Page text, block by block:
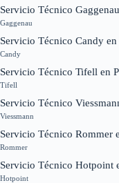
Servicio Técnico
Gaggenau
Servicio Técnico Candy
Candy
Servicio Técnico Tifell en
Tifell
Servicio Técnico
Viessmann
Servicio Técnico Rommer
Rommer
Servicio Técnico Hotpoint
Hotpoint